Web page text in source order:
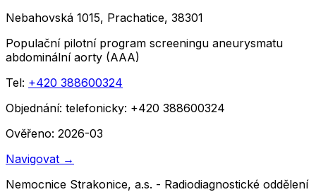
Nebahovská 1015, Prachatice, 38301
Populační pilotní program screeningu aneurysmatu
abdominální aorty (AAA)
Tel: +420 388600324
Objednání: telefonicky: +420 388600324
Ověřeno: 2026-03
Navigovat →
Nemocnice Strakonice, a.s. - Radiodiagnostické oddělení